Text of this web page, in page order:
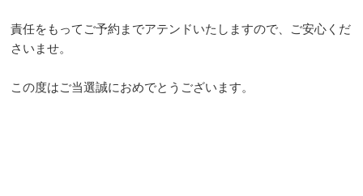
責任をもってご予約までアテンドいたしますので、ご安心くだ
さいませ。
この度はご当選誠におめでとうございます。